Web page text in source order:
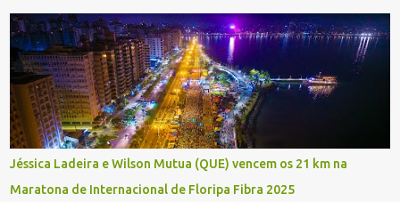
Jéssica Ladeira e Wilson Mutua (QUE) vencem os 21 km na
Maratona de Internacional de Floripa Fibra 2025